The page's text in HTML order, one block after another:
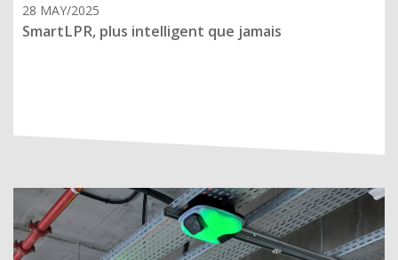
28 MAY/2025
SmartLPR, plus intelligent que jamais